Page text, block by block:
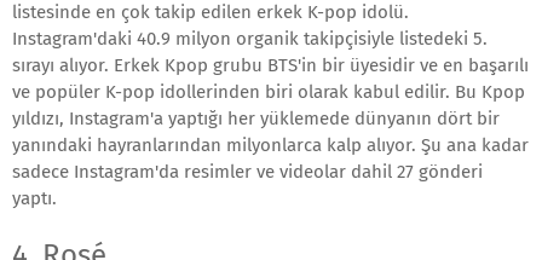
listesinde en çok takip edilen erkek K-pop idolü.
Instagram'daki 40.9 milyon organik takipçisiyle listedeki 5.
sırayı alıyor. Erkek Kpop grubu BTS'in bir üyesidir ve en başarılı
ve popüler K-pop idollerinden biri olarak kabul edilir. Bu Kpop
yıldızı, Instagram'a yaptığı her yüklemede dünyanın dört bir
yanındaki hayranlarından milyonlarca kalp alıyor. Şu ana kadar
sadece Instagram'da resimler ve videolar dahil 27 gönderi
yaptı.